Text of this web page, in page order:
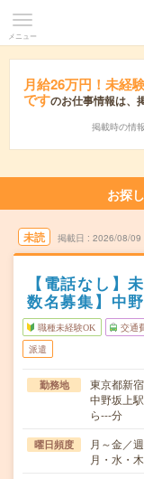
メニュー
月給26万円！未経
ですのお仕事情報は、
掲載時の情報
お探
未読 掲載日 2026/08/09
【電話なし】
数名募集】中
職種未経験OK 交通
派遣
勤務地
東京都新
中野坂上
ら---分
曜日頻度
月～金／
月・水・